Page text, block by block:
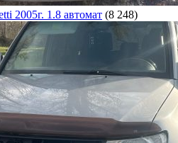
2005г. 1.8 автомат (8 248)